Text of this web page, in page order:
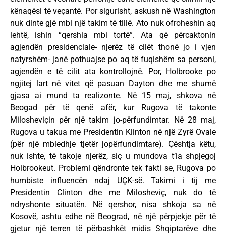
kënaqësi të veçantë. Por sigurisht, askush në Washington
nuk dinte gjë mbi një takim të tillë. Ato nuk ofroheshin aq
lehtë, ishin “qershia mbi tortë”. Ata që përcaktonin
agjendën presidenciale- njerëz të cilët thonë jo i vjen
natyrshëm- janë pothuajse po aq të fuqishëm sa personi,
agjendën e të cilit ata kontrollojnë. Por, Holbrooke po
ngjitej lart në vitet që pasuan Dayton dhe me shumë
gjasa ai mund ta realizonte. Në 15 maj, shkova në
Beogad për të qenë afër, kur Rugova të takonte
Milosheviçin për një takim jo-përfundimtar. Në 28 maj,
Rugova u takua me Presidentin Klinton në një Zyrë Ovale
(për një mbledhje tjetër jopërfundimtare). Çështja këtu,
nuk ishte, të takoje njerëz, siç u mundova t’ia shpjegoj
Holbrookeut. Problemi qëndronte tek fakti se, Rugova po
humbiste influencën ndaj UÇK-së. Takimi i tij me
Presidentin Clinton dhe me Milosheviç, nuk do të
ndryshonte situatën. Në qershor, nisa shkoja sa në
Kosovë, ashtu edhe në Beograd, në një përpjekje për të
gjetur një terren të përbashkët midis Shqiptarëve dhe